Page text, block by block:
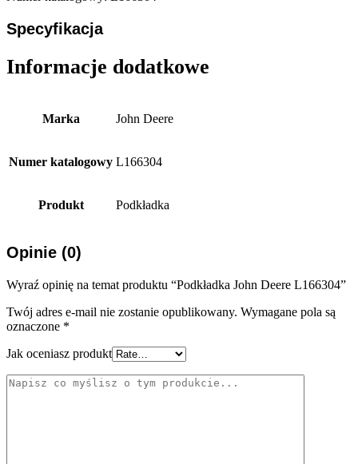
Specyfikacja
Informacje dodatkowe
Marka John Deere
Numer katalogowy L166304
Produkt Podkładka
Opinie (0)
Wyraź opinię na temat produktu “Podkładka John Deere L166304”
Twój adres e-mail nie zostanie opublikowany. Wymagane pola są
oznaczone *
Jak oceniasz produkt